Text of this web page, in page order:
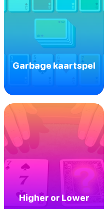
Garbage kaartspel
Higher or Lower